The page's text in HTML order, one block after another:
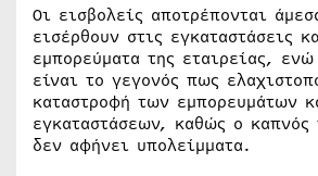
Οι εισβολείς αποτρέπονται
εισέρθουν στις εγκαταστάσεις
εμπορεύματα της εταιρείας,
είναι το γεγονός πως
καταστροφή των εμπορευμάτων
εγκαταστάσεων, καθώς ο καπνός
δεν αφήνει υπολείμματα.